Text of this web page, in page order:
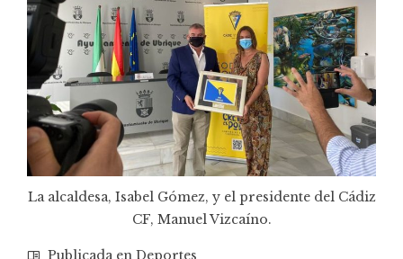
La alcaldesa, Isabel Gómez, y el presidente del Cádiz
CF, Manuel Vizcaíno.
Publicada en Deportes